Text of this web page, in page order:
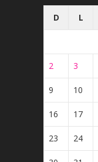
D
L
2 3
9 10
16 17
23 24